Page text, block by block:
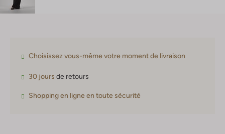
Choisissez vous-même votre moment de livraison
30 jours de retours
Shopping en ligne en toute sécurité